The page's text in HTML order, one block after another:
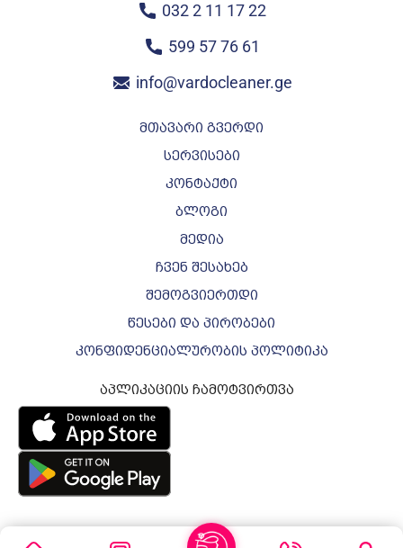
032 2 11 17 22
599 57 76 61
info@vardocleaner.ge
მთავარი გვერდი
სერვისები
კონტაქტი
ბლოგი
მედია
ჩვენ შესახებ
შემოგვიერთდი
წესები და პირობები
კონფიდენციალურობის პოლიტიკა
აპლიკაციის ჩამოტვირთვა
ყველა უფლება დაცულია © 2026 ვარდო